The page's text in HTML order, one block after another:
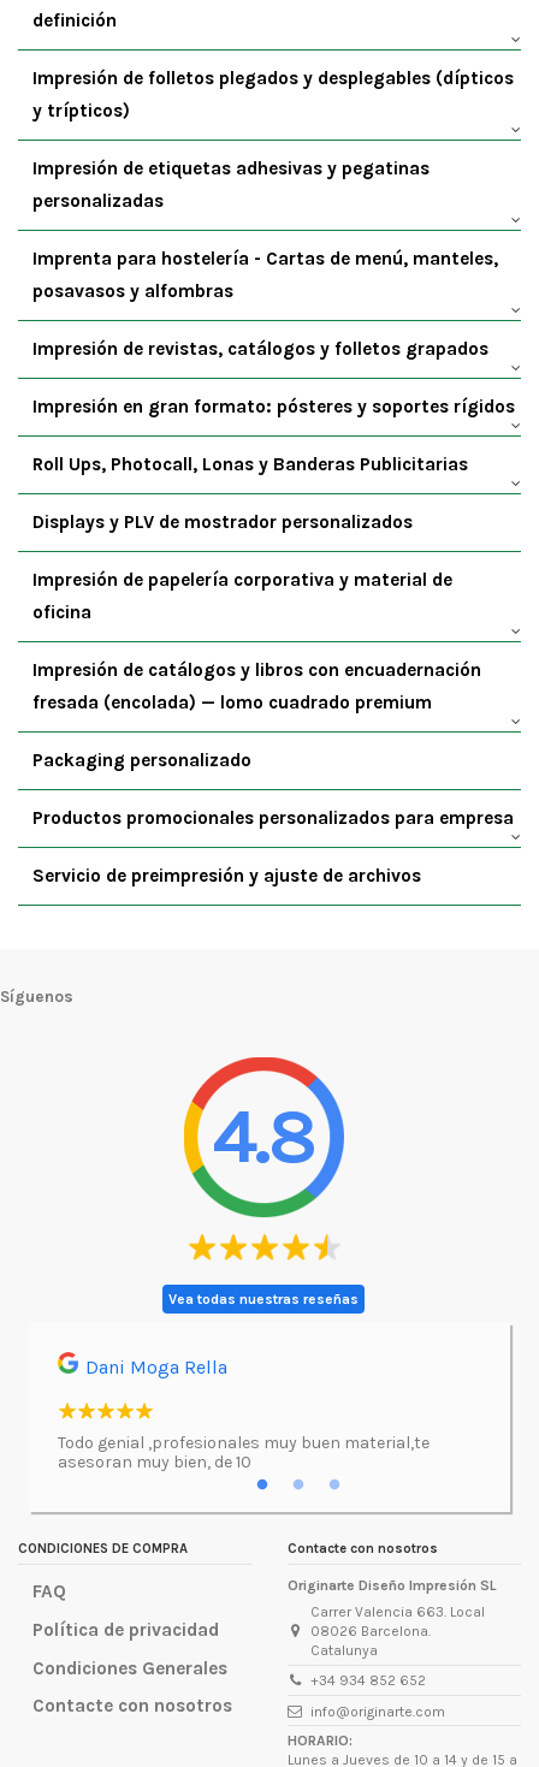
definición
Impresión de folletos plegados y desplegables (dípticos
y trípticos)
Impresión de etiquetas adhesivas y pegatinas
personalizadas
Imprenta para hostelería - Cartas de menú, manteles,
posavasos y alfombras
Impresión de revistas, catálogos y folletos grapados
Impresión en gran formato: pósteres y soportes rígidos
Roll Ups, Photocall, Lonas y Banderas Publicitarias
Displays y PLV de mostrador personalizados
Impresión de papelería corporativa y material de
oficina
Impresión de catálogos y libros con encuadernación
fresada (encolada) — lomo cuadrado premium
Packaging personalizado
Productos promocionales personalizados para empresa
Servicio de preimpresión y ajuste de archivos
Síguenos
4.8
Vea todas nuestras reseñas
Dani Moga Rella
Todo genial ,profesionales muy buen material,te
asesoran muy bien, de 10
lugar
CONDICIONES DE COMPRA
FAQ
Política de privacidad
Condiciones Generales
Contacte con nosotros
Contacte con nosotros
Originarte Diseño Impresión SL
Carrer Valencia 663. Local
08026 Barcelona.
Catalunya
+34 934 852 652
info@originarte.com
HORARIO:
Lunes a Jueves de 10 a 14 y de 15 a